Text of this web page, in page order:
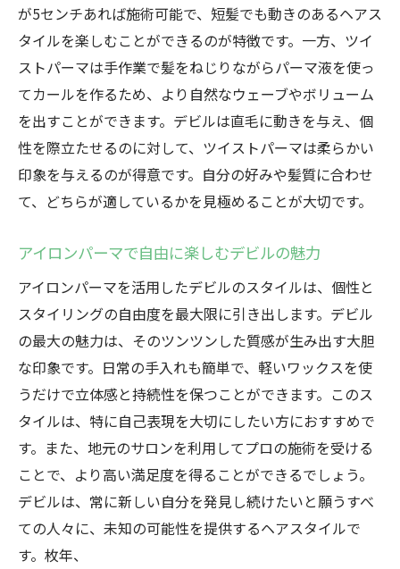
ヘアスタイリングの新しい選択肢としての
デビル
デビルスタイルを個性的にアレンジする
未来のヘアトレンドとしてのデビル
群馬県高崎市で人気沸騰！デビルスタイルの魅
力を探る
地域で愛されるデビルスタイルの理由
地元でのデビルスタイルの人気の秘密
高崎市特有のスタイルへのアプローチ
地域でのデビルスタイルの口コミをチェッ
ク
高崎市でのデビルスタイルの流行を追う
が5センチあれば施術可能で、短髪でも動きのあるヘアス
タイルを楽しむことができるのが特徴です。一方、ツイ
ストパーマは手作業で髪をねじりながらパーマ液を使っ
てカールを作るため、より自然なウェーブやボリューム
を出すことができます。デビルは直毛に動きを与え、個
性を際立たせるのに対して、ツイストパーマは柔らかい
印象を与えるのが得意です。自分の好みや髪質に合わせ
て、どちらが適しているかを見極めることが大切です。
アイロンパーマで自由に楽しむデビルの魅力
アイロンパーマを活用したデビルのスタイルは、個性と
スタイリングの自由度を最大限に引き出します。デビル
の最大の魅力は、そのツンツンした質感が生み出す大胆
な印象です。日常の手入れも簡単で、軽いワックスを使
うだけで立体感と持続性を保つことができます。このス
タイルは、特に自己表現を大切にしたい方におすすめで
す。また、地元のサロンを利用してプロの施術を受ける
ことで、より高い満足度を得ることができるでしょう。
デビルは、常に新しい自分を発見し続けたいと願うすべ
ての人々に、未知の可能性を提供するヘアスタイルで
す。枚年、